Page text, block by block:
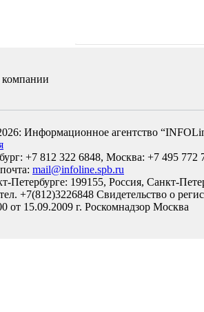
Информационное агентство
+7 812 322 6848, Москва: +7 495 772
mail@infoline.spb.ru
Петербурге: 199155, Россия, Санкт-
+7(812)3226848 Свидетельство о
15.09.2009 г. Роскомнадзор Москва